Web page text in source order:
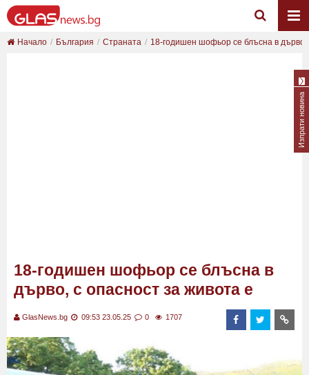
Начало България Страната 18-годишен шофьор се блъсна в дърво,
18-годишен шофьор се блъсна в
дърво, с опасност за живота е
GlasNews.bg 09:53 23.05.25 0 1707
Изпрати новина